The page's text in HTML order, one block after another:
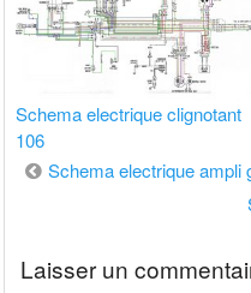
Schema electrique clignotant
106
Navigation
Schema electrique ampli
Laisser un